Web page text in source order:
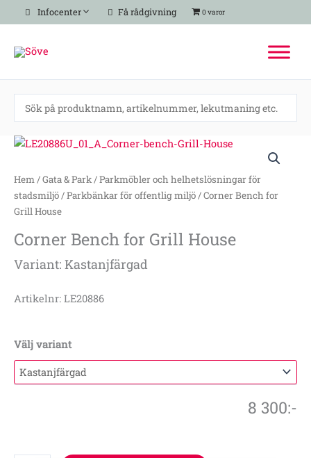
Hoppa
till
Infocenter Få rådgivning 0 varor
Hem/Gata & Park/Parkmöbler och helhetslösningar för
stadsmiljö/Parkbänkar för offentlig miljö/ Corner Bench for
Grill House
Corner Bench for Grill House
Variant: Kastanjfärgad
Artikelnr: LE20886
Välj variant
8 300:-
Corner
for
Grill
House